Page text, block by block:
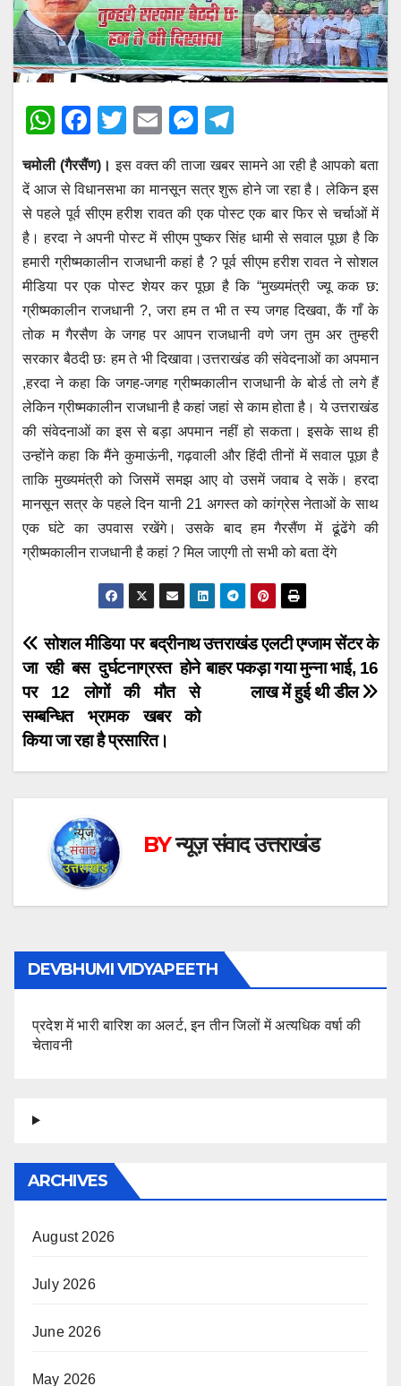
W
h
at
s
A
p
p
F
c
e
b
o
o
k
T
tt
er
E
ail
M
ss
e
n
g
er
e
gr
a
m
चमोली (गैरसैंण)। इस वक्त की ताजा खबर सामने आ रही है आपको बता
दें आज से विधानसभा का मानसून सत्र शुरू होने जा रहा है। लेकिन इस
से पहले पूर्व सीएम हरीश रावत की एक पोस्ट एक बार फिर से चर्चाओं में
है। हरदा ने अपनी पोस्ट में सीएम पुष्कर सिंह धामी से सवाल पूछा है कि
हमारी ग्रीष्मकालीन राजधानी कहां है ? पूर्व सीएम हरीश रावत ने सोशल
मीडिया पर एक पोस्ट शेयर कर पूछा है कि “मुख्यमंत्री ज्यू कक छ:
ग्रीष्मकालीन राजधानी ?, जरा हम त भी त स्य जगह दिखवा, कैं गाँ के
तोक म गैरसैण के जगह पर आपन राजधानी वणे जग तुम अर तुम्हरी
सरकार बैठदी छः हम ते भी दिखावा।उत्तराखंड की संवेदनाओं का अपमान
,हरदा ने कहा कि जगह-जगह ग्रीष्मकालीन राजधानी के बोर्ड तो लगे हैं
लेकिन ग्रीष्मकालीन राजधानी है कहां जहां से काम होता है। ये उत्तराखंड
की संवेदनाओं का इस से बड़ा अपमान नहीं हो सकता। इसके साथ ही
उन्होंने कहा कि मैंने कुमाऊंनी, गढ़वाली और हिंदी तीनों में सवाल पूछा है
ताकि मुख्यमंत्री को जिसमें समझ आए वो उसमें जवाब दे सकें। हरदा
मानसून सत्र के पहले दिन यानी 21 अगस्त को कांग्रेस नेताओं के साथ
एक घंटे का उपवास रखेंगे। उसके बाद हम गैरसैंण में ढूंढेंगे की
ग्रीष्मकालीन राजधानी है कहां ? मिल जाएगी तो सभी को बता देंगे
Post
navigation
उत्तराखंड एलटी एग्जाम सेंटर के
बाहर पकड़ा गया मुन्ना भाई, 16
लाख में हुई थी डील
सोशल मीडिया पर बद्रीनाथ
जा रही बस दुर्घटनाग्रस्त होने
पर 12 लोगों की मौत से
सम्बन्धित भ्रामक खबर को
किया जा रहा है प्रसारित।
BYन्यूज़ संवाद उत्तराखंड
DEVBHUMI VIDYAPEETH
प्रदेश में भारी बारिश का अलर्ट, इन तीन जिलों में अत्यधिक वर्षा की
चेतावनी
ARCHIVES
August 2026
July 2026
June 2026
May 2026